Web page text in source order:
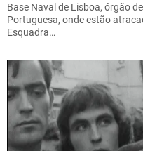
Base Naval de Lisboa, órgão
Portuguesa, onde estão
Esquadra…